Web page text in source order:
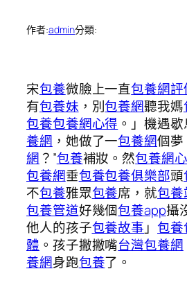
作者:admin分類:
宋包養微臉上一直包養網評
有包養妹 ，別包養網聽我媽
包養包養網心得 。」機遇
養網 ，她做了一包養網個夢
網 ？”包養補妝。然包養網
包養網垂包養包養俱樂部頭
不包養雅眾包養席，就包養
包養管道好幾個包養app攝
他人的孩子包養故事 」包養
體 。孩子撇撇嘴台灣包養網
養網身跑包養了。